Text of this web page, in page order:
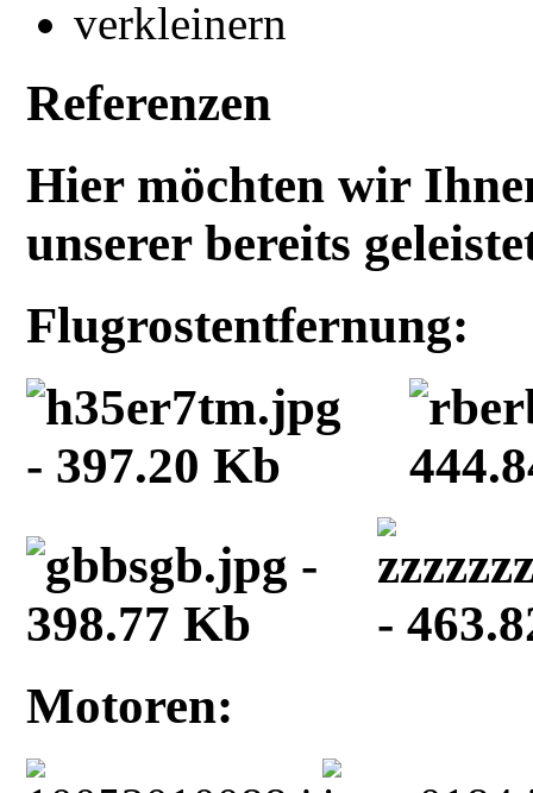
Referenzen
Hier möchten wir
unserer bereits
Flugrostentfernung:
Motoren: